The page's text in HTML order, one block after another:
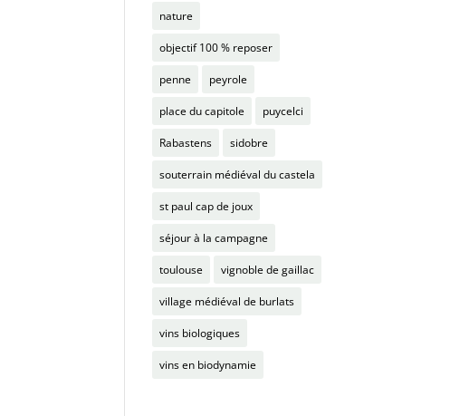
nature
objectif 100 % reposer
penne peyrole
place du capitole puycelci
Rabastens sidobre
souterrain médiéval du castela
st paul cap de joux
séjour à la campagne
toulouse vignoble de gaillac
village médiéval de burlats
vins biologiques
vins en biodynamie